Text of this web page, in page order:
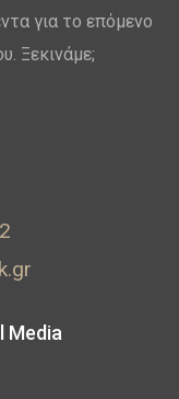
για το επόμενο
Ξεκινάμε;
Media